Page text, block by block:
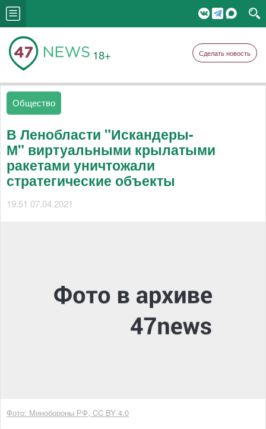
18+ Сделать новость
Общество
В Ленобласти "Искандеры-
М" виртуальными крылатыми
ракетами уничтожали
стратегические объекты
19:51 07.04.2021
Фото: Минобороны РФ, CC BY 4.0